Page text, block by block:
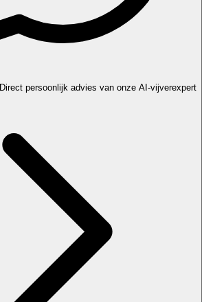
Direct persoonlijk advies van onze AI-vijverexpert